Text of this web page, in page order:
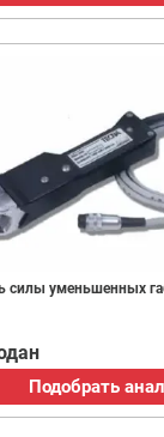
силы уменьшенных
Подобрать